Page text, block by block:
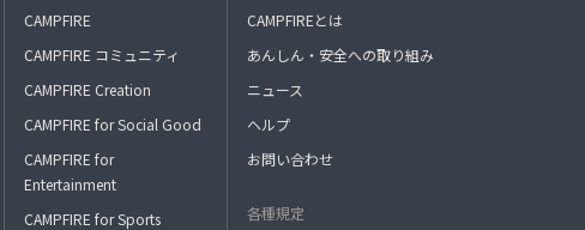
CAMPFIRE
CAMPFIRE コミュニティ
CAMPFIRE Creation
CAMPFIRE for Social Good
CAMPFIRE for
Entertainment
CAMPFIRE for Sports
CAMPFIREとは
あんしん・安全への取り組み
ニュース
ヘルプ
お問い合わせ
各種規定